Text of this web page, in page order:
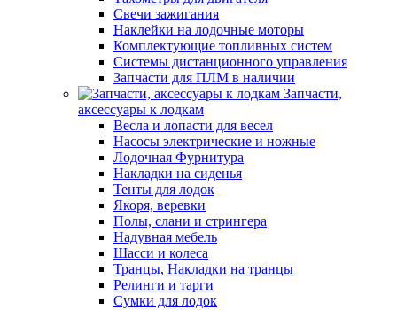
Свечи зажигания
Наклейки на лодочные моторы
Комплектующие топливных систем
Системы дистанционного управления
Запчасти для ПЛМ в наличии
Запчасти,
аксессуары к лодкам
Весла и лопасти для весел
Насосы электрические и ножные
Лодочная Фурнитура
Накладки на сиденья
Тенты для лодок
Якоря, веревки
Полы, слани и стрингера
Надувная мебель
Шасси и колеса
Транцы, Накладки на транцы
Релинги и тарги
Сумки для лодок